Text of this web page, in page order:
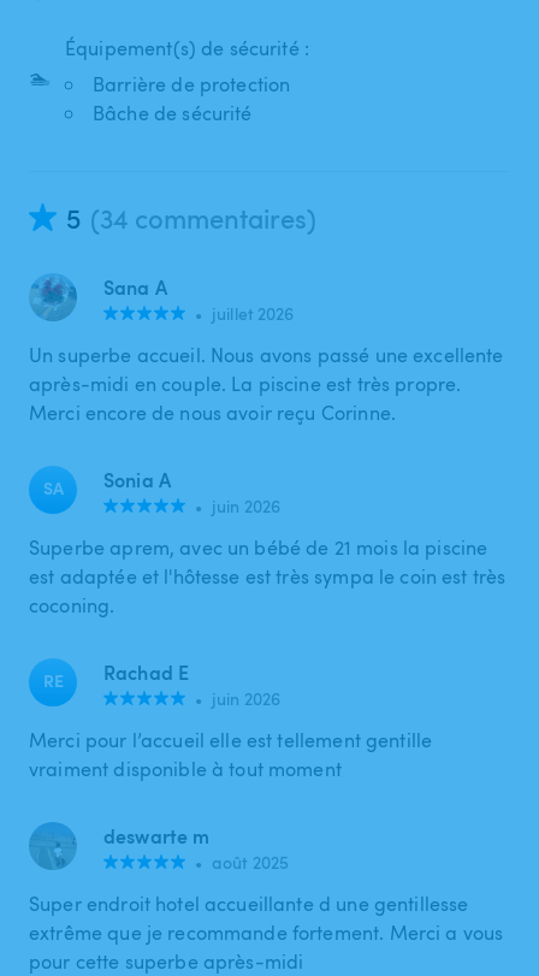
🏊
Équipement(s) de sécurité :
Barrière de protection
Bâche de sécurité
5 (34 commentaires)
Sana A
• juillet 2026
Un superbe accueil. Nous avons passé une excellente
après-midi en couple. La piscine est très propre.
Merci encore de nous avoir reçu Corinne.
SA Sonia A
• juin 2026
Superbe aprem, avec un bébé de 21 mois la piscine
est adaptée et l'hôtesse est très sympa le coin est très
coconing.
RE Rachad E
• juin 2026
Merci pour l’accueil elle est tellement gentille
vraiment disponible à tout moment
deswarte m
• août 2025
Super endroit hotel accueillante d une gentillesse
extrême que je recommande fortement. Merci a vous
pour cette superbe après-midi